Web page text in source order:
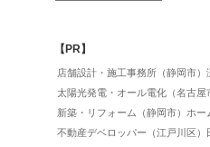
【PR】
店舗設計・施工事務所（静岡市）
太陽光発電・オール電化（名古屋
新築・リフォーム（静岡市）ホー
不動産デベロッパー（江戸川区）